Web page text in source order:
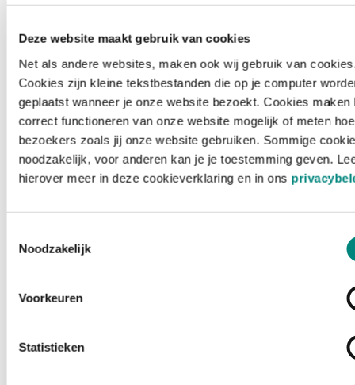
Deze website maakt gebruik van cookies
Net als andere websites, maken ook wij gebruik van
Cookies zijn kleine tekstbestanden die op je computer
geplaatst wanneer je onze website bezoekt. Cookies maken
correct functioneren van onze website mogelijk of meten hoe
bezoekers zoals jij onze website gebruiken. Sommige
noodzakelijk, voor anderen kan je je toestemming geven.
hierover meer in deze cookieverklaring en in ons
Noodzakelijk
Voorkeuren
Statistieken